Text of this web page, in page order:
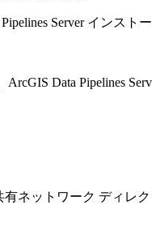
Server インスト
Data Pipelines
ネットワーク ディレ